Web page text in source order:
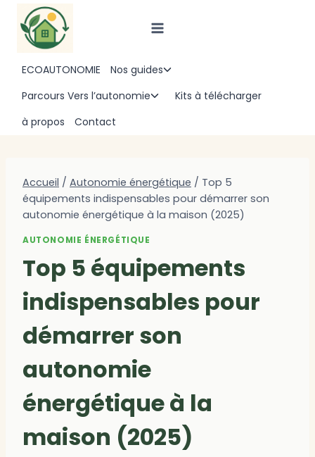
contenu
ECOAUTONOMIE Nos guides
le
Parcours Vers l’autonomie
Ouvrir/fermer
Kits à télécharger
à propos
Contact
Accueil / Autonomie énergétique / Top 5
équipements indispensables pour démarrer son
autonomie énergétique à la maison (2025)
AUTONOMIE ÉNERGÉTIQUE
Top 5 équipements
indispensables pour
démarrer son
autonomie
énergétique à la
maison (2025)